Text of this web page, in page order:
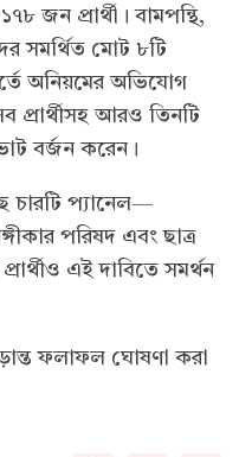
জন প্রার্থী। বামপন্থি,
সমর্থিত মোট ৮টি
অনিয়মের অভিযোগ
প্রার্থীসহ আরও তিনটি
বর্জন করেন।
চারটি প্যানেল—
পরিষদ এবং ছাত্র
এই দাবিতে সমর্থন
ফলাফল ঘোষণা করা